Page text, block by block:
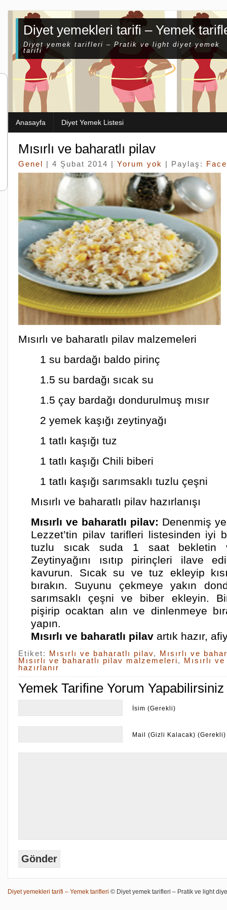
Diyet yemekleri tarifi – Yemek
Diyet yemek tarifleri – Pratik ve light diyet yemek
tarifi
Anasayfa Diyet Yemek Listesi
Mısırlı ve baharatlı pilav
Genel | 4 Şubat 2014 | Yorum yok | Paylaş:
Mısırlı ve baharatlı pilav malzemeleri
1 su bardağı baldo pirinç
1.5 su bardağı sıcak su
1.5 çay bardağı dondurulmuş mısır
2 yemek kaşığı zeytinyağı
1 tatlı kaşığı tuz
1 tatlı kaşığı Chili biberi
1 tatlı kaşığı sarımsaklı tuzlu çeşni
Mısırlı ve baharatlı pilav hazırlanışı
Mısırlı ve baharatlı pilav: Denenmiş
Lezzet’tin pilav tarifleri listesinden iyi
tuzlu sıcak suda 1 saat bekletin
Zeytinyağını ısıtıp pirinçleri ilave
kavurun. Sıcak su ve tuz ekleyip
bırakın. Suyunu çekmeye yakın
sarımsaklı çeşni ve biber ekleyin.
pişirip ocaktan alın ve dinlenmeye
yapın.
Mısırlı ve baharatlı pilav artık hazır,
Etiket: Mısırlı ve baharatlı pilav,
Mısırlı ve
Mısırlı ve baharatlı pilav malzemeleri,
Mısırlı
hazırlanır
Yemek Tarifine Yorum Yapabilirsiniz
İsim (Gerekli)
Mail (Gizli Kalacak) (Gerekli)
Diyet yemekleri tarifi – Yemek tarifleri © Diyet yemek tarifleri – Pratik ve light